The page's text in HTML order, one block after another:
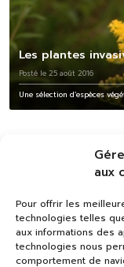
aux
Pour offrir les
technologies telles
aux informations des
technologies nous
comportement de
Les plantes
Posté le 25 août 2016
Une sélection d’espèces